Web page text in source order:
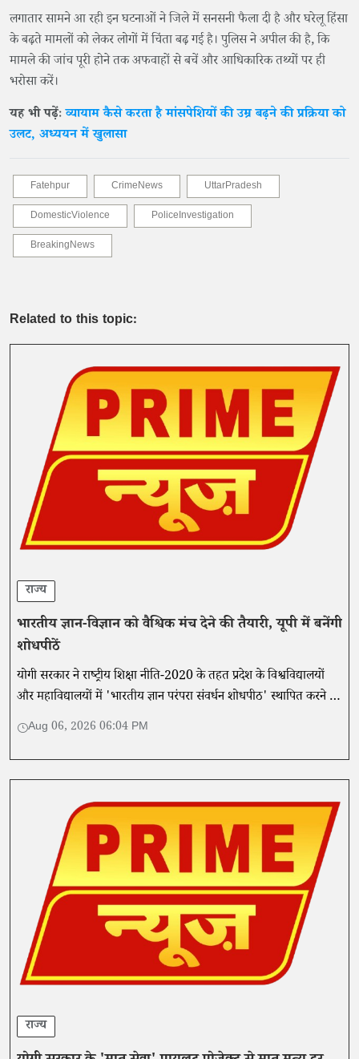
लगातार सामने आ रही इन घटनाओं ने जिले में सनसनी फैला दी है और घरेलू हिंसा
के बढ़ते मामलों को लेकर लोगों में चिंता बढ़ गई है। पुलिस ने अपील की है, कि
मामले की जांच पूरी होने तक अफवाहों से बचें और आधिकारिक तथ्यों पर ही
भरोसा करें।
यह भी पढ़ेंःव्यायाम कैसे करता है मांसपेशियों की उम्र बढ़ने की प्रक्रिया को
उलट, अध्ययन में खुलासा
Fatehpur CrimeNews
UttarPradesh
DomesticViolence
PoliceInvestigation
BreakingNews
Related to this topic:
राज्य
भारतीय ज्ञान-विज्ञान को वैश्विक मंच देने की तैयारी, यूपी में बनेंगी
शोधपीठें
योगी सरकार ने राष्ट्रीय शिक्षा नीति-2020 के तहत प्रदेश के विश्वविद्यालयों
और महाविद्यालयों में 'भारतीय ज्ञान परंपरा संवर्धन शोधपीठ' स्थापित करने की
नीति जारी की है।
Aug 06, 2026 06:04 PM
राज्य